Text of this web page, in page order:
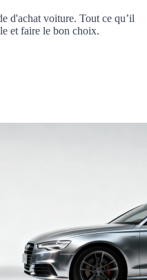
d'achat voiture. Tout ce qu’il
et faire le bon choix.